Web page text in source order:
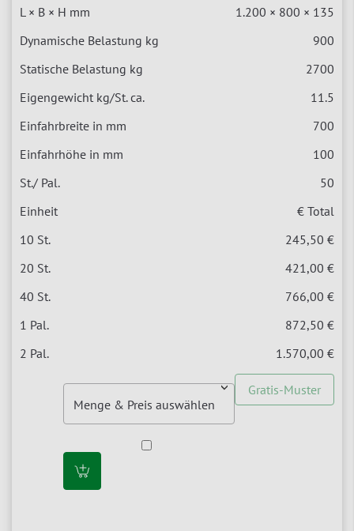
1.200 × 800 × 135
900
2700
11.5
700
100
50
€ Total
245,50 €
421,00 €
766,00 €
872,50 €
1.570,00 €
Gratis-Muster